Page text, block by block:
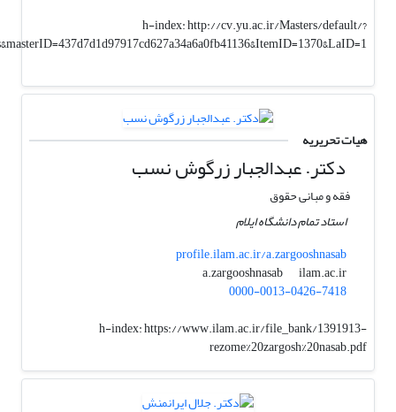
h-index:http://cv.yu.ac.ir/Masters/default/?
هیات تحریریه
دکتر. عبدالجبار زرگوش نسب
فقه و مبانی حقوق
استاد تمام دانشگاه ایلام
profile.ilam.ac.ir/a.zargooshnasab
a.zargooshnasab
ilam.ac.ir
0000-0013-0426-7418
h-index:https://www.ilam.ac.ir/file_bank/1391913-
rezome%20zargosh%20nasab.pdf